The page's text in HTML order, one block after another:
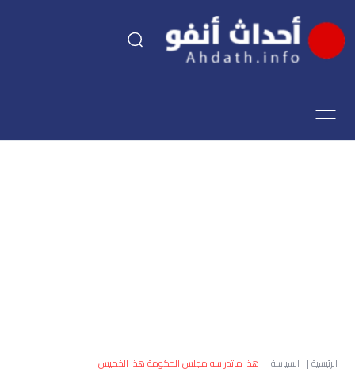
اقتصاد
العالم الرئيسية| السياسة | هذا ماتدراسه مجلس الحكومة هذا الخميس